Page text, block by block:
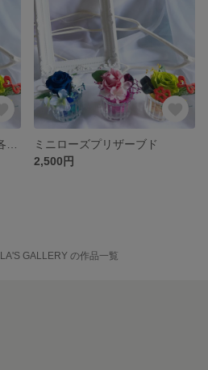
ミニローズプリザーブド
2,500円
GALLERY の作品一覧